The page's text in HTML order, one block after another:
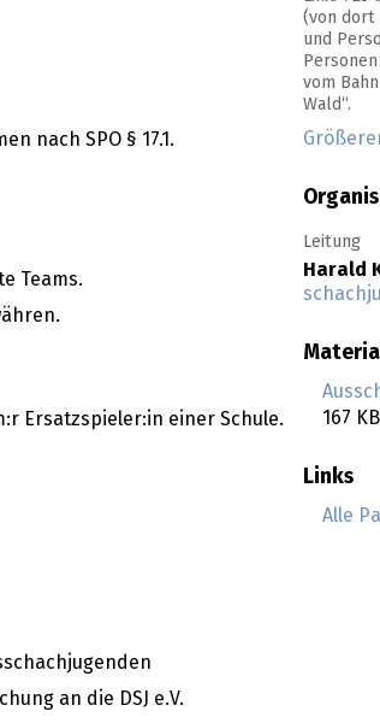
(von dort
und
vom
Wald“.
Leitung
Harald
167
Links
Alle
nach SPO § 17.1.
Teams.
Ersatzspieler:in einer Schule.
an die DSJ e.V.